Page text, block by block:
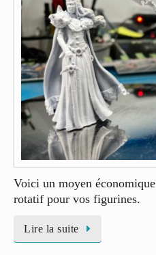
Voici un moyen
rotatif pour vos figurines.
Lire la suite